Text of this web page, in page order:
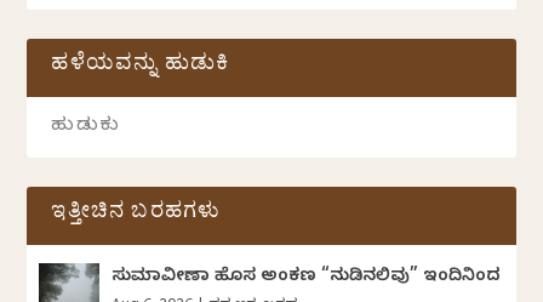
ಹಳೆಯವನ್ನು ಹುಡುಕಿ
ಇತ್ತೀಚಿನ ಬರಹಗಳು
ಸುಮಾವೀಣಾ ಹೊಸ ಅಂಕಣ “ನುಡಿನಲಿವು” ಇಂದಿನಿಂದ